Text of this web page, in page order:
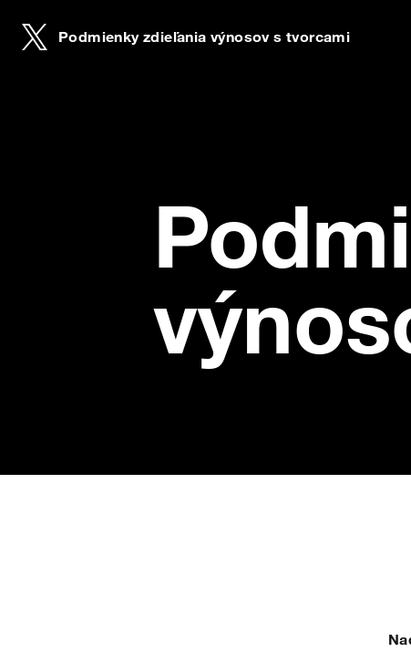
Podmienky zdieľania výnosov s tvorcami
Podmienky zdieľania výnosov s tvorcami
Deutsch
Español
Français